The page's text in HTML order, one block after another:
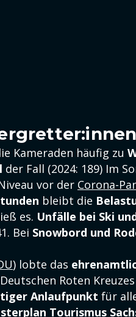
Kameraden häufig zu
der Fall (2024: 189) Im
vor der Corona-
bleibt die
es. Unfälle bei Ski
Bei Snowbord und
) lobte das
Roten Kreuzes
Anlaufpunkt für
Tourismus